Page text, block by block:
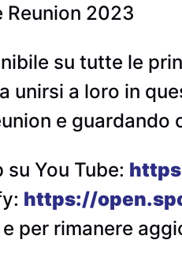
Reunion 2023
su tutte le
unirsi a loro in
e
You Tube:
https://
per rimanere